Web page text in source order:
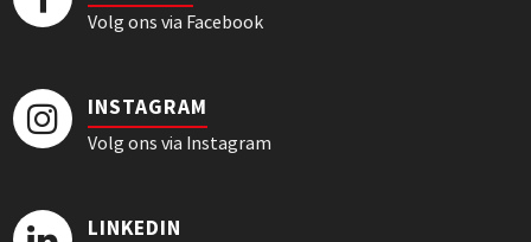
Volg ons via Facebook
INSTAGRAM
Volg ons via Instagram
LINKEDIN